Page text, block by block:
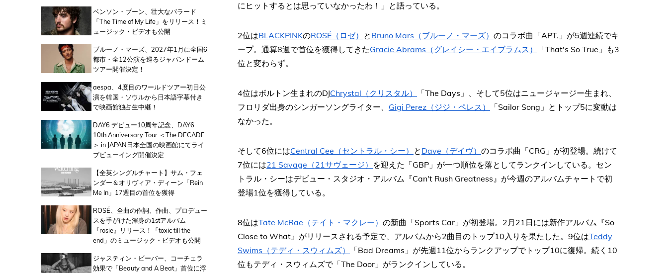
にヒットするとは思っていなかったわ！」と語っている。
2位はBLACKPINKのROSÉ（ロゼ） と Bruno Mars（ブルーノ・マーズ） のコラボ曲「APT.」が5週連続でキ
ープ。通算8週で首位を獲得してきたGracie Abrams（グレイシー・エイブラムス）
「That's So True」も3
位と変わらず。
4位はボルトン生まれのDJChrystal（クリスタル）
「The Days」、そして5位はニュージャージー生まれ、
フロリダ出身のシンガーソングライター、 Gigi Perez（ジジ・ペレス）
「Sailor Song」とトップ5に変動は
なかった。
そして6位にはCentral Cee（セントラル・シー） と Dave（デイヴ） のコラボ曲「CRG」が初登場。続けて
7位には21 Savage（21サヴェージ） を迎えた「GBP」が一つ順位を落としてランクインしている。セン
トラル・シーはデビュー・スタジオ・アルバム『Can't Rush Greatness』が今週のアルバムチャートで初
登場1位を獲得している。
8位はTate McRae（テイト・マクレー） の新曲「Sports Car」が初登場。2月21日には新作アルバム『So
Close to What』がリリースされる予定で、アルバムから2曲目のトップ10入りを果たした。9位はTeddy
Swims（テディ・スウィムズ）
「Bad Dreams」が先週11位からランクアップでトップ10に復帰。続く10
位もテディ・スウィムズで「The Door」がランクインしている。
ベンソン・ブーン、壮大なバラード
「The Time of My Life」をリリース！ミ
ュージック・ビデオも公開
ブルーノ・マーズ、2027年1月に全国6
都市・全12公演を巡るジャパンドーム
ツアー開催決定！
aespa、4度目のワールドツアー初日公
演を韓国・ソウルから日本語字幕付き
で映画館独占生中継！
DAY6 デビュー10周年記念、DAY6
10th Anniversary Tour ＜The DECADE
＞ in JAPAN日本全国の映画館にてライ
ブビューイング開催決定
【全英シングルチャート】サム・フェ
ンダー＆オリヴィア・ディーン「Rein
Me In」17週目の首位を獲得
ROSÉ、全曲の作詞、作曲、プロデュー
スを手がけた渾身の1stアルバム
『rosie』リリース！「toxic till the
end」のミュージック・ビデオも公開
ジャスティン・ビーバー、コーチェラ
効果で「Beauty and A Beat」首位に浮